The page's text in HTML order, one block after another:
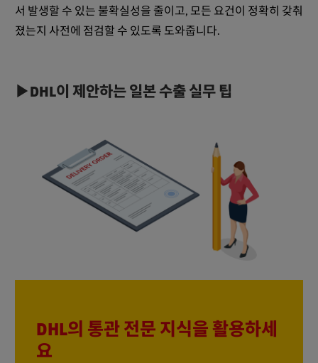
서 발생할 수 있는 불확실성을 줄이고, 모든 요건이 정확히 갖춰
졌는지 사전에 점검할 수 있도록 도와줍니다.
▶DHL이 제안하는 일본 수출 실무 팁
DHL의 통관 전문 지식을 활용하세
요